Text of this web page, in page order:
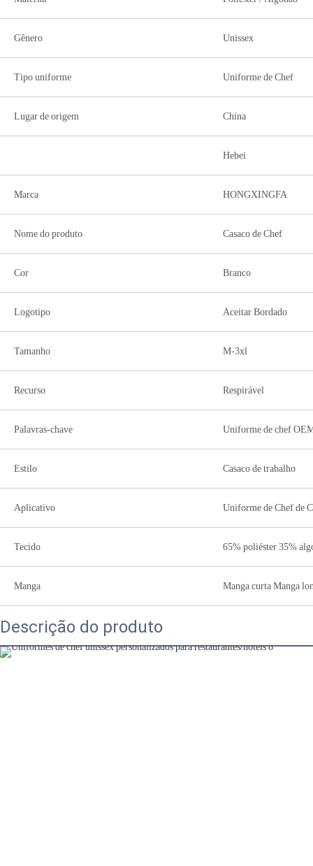
Gênero Unissex
Tipo uniforme Uniforme de Chef
Lugar de origem China
Hebei
Marca HONGXINGFA
Nome do produto Casaco de Chef
Cor Branco
Logotipo Aceitar Bordado
Tamanho M-3xl
Recurso Respirável
Palavras-chave Uniforme de chef
Estilo Casaco de trabalho
Aplicativo Uniforme de Chef de
Tecido 65% poliéster 35%
Manga Manga curta Manga
Descrição do produto